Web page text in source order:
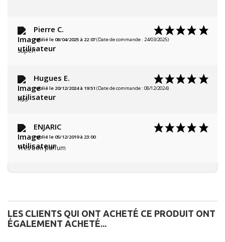
Pierre C.
Publié le 08/04/2025 à 22:07(Date de commande : 24/03/2025)
super!
Hugues E.
Publié le 20/12/2024 à 19:51 (Date de commande : 08/12/2024)
Ras
ENJARIC
Publié le 05/12/2019 à 23:00
Très bon parfum
LES CLIENTS QUI ONT ACHETÉ CE PRODUIT ONT
ÉGALEMENT ACHETÉ...